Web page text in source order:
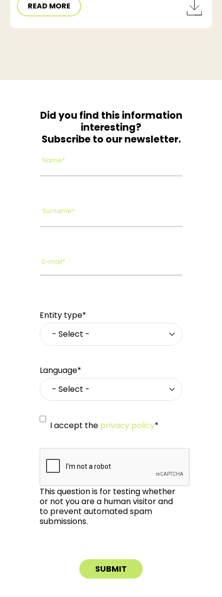
READ MORE
Did you find this information
interesting?
Subscribe to our newsletter.
Name*
Surname*
E-mail*
Entity type*
Language*
I accept the privacy policy*
This question is for testing whether
or not you are a human visitor and
to prevent automated spam
submissions.